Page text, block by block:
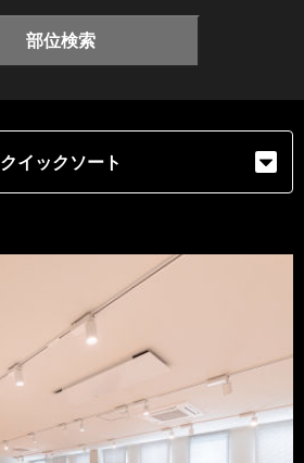
部位検索
クイックソート